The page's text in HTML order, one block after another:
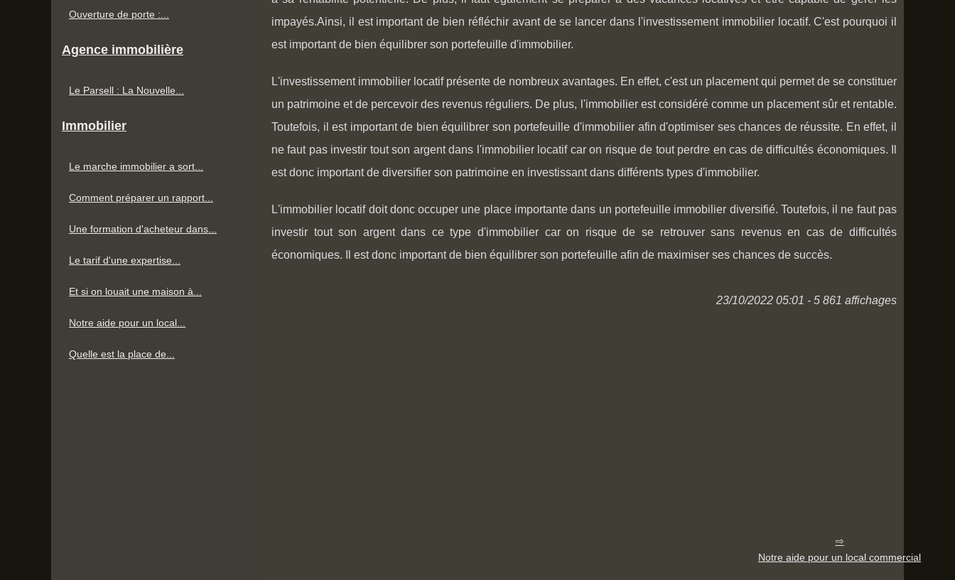
impayés.Ainsi, il est important de bien réfléchir avant de se lancer dans l'investissement immobilier locatif. C'est pourquoi il
est important de bien équilibrer son portefeuille d'immobilier.
L'investissement immobilier locatif présente de nombreux avantages. En effet, c'est un placement qui permet de se constituer
un patrimoine et de percevoir des revenus réguliers. De plus, l'immobilier est considéré comme un placement sûr et rentable.
Toutefois, il est important de bien équilibrer son portefeuille d'immobilier afin d'optimiser ses chances de réussite. En effet, il
ne faut pas investir tout son argent dans l'immobilier locatif car on risque de tout perdre en cas de difficultés économiques. Il
est donc important de diversifier son patrimoine en investissant dans différents types d'immobilier.
L'immobilier locatif doit donc occuper une place importante dans un portefeuille immobilier diversifié. Toutefois, il ne faut pas
investir tout son argent dans ce type d'immobilier car on risque de se retrouver sans revenus en cas de difficultés
économiques. Il est donc important de bien équilibrer son portefeuille afin de maximiser ses chances de succès.
23/10/2022 05:01 - 5 861 affichages
Notre aide pour un local commercial
Ouverture de porte :...
Agence immobilière
Le Parsell : La Nouvelle...
Immobilier
Le marche immobilier a sort...
Comment préparer un rapport...
Une formation d'acheteur dans...
Le tarif d'une expertise...
Et si on louait une maison à...
Notre aide pour un local...
Quelle est la place de...